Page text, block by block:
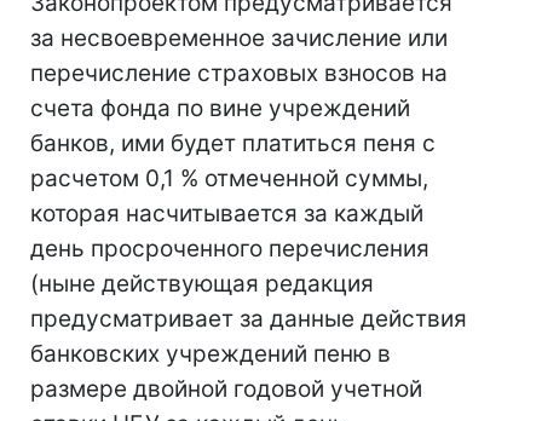
за несвоевременное зачисление или
перечисление страховых взносов на
счета фонда по вине учреждений
банков, ими будет платиться пеня с
расчетом 0,1 % отмеченной суммы,
которая насчитывается за каждый
день просроченного перечисления
(ныне действующая редакция
предусматривает за данные действия
банковских учреждений пеню в
размере двойной годовой учетной